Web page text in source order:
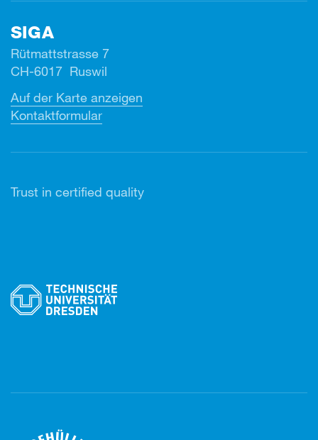
SIGA
Rütmattstrasse 7
CH-6017 Ruswil
Auf der Karte anzeigen
Kontaktformular
Trust in certified quality